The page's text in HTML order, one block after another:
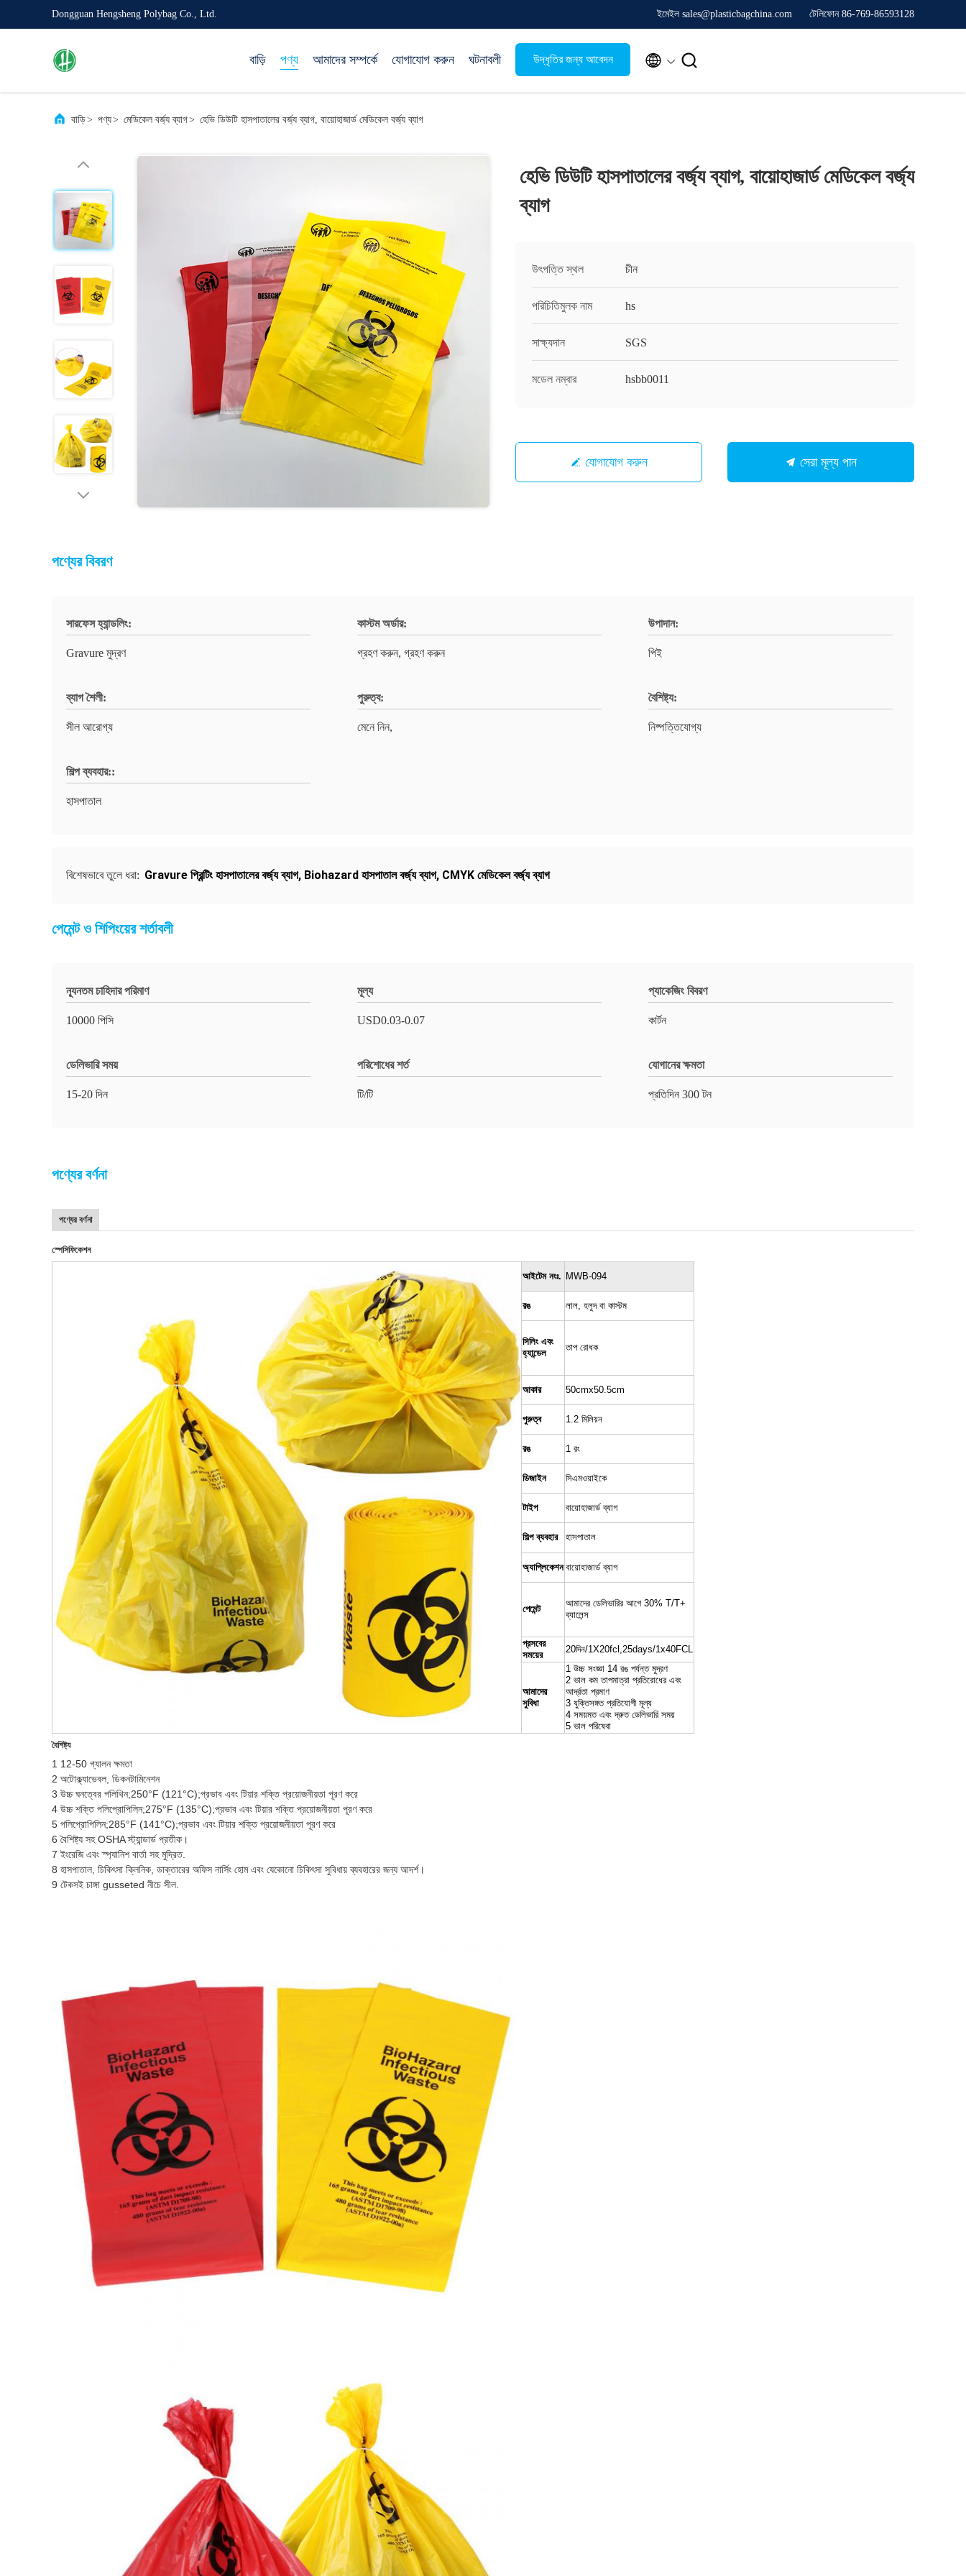
Dongguan Hengsheng Polybag Co., Ltd. ইমেইল sales@plasticbagchina.com টেলিফোন 86-769-86593128
বাড়ি পণ্য আমাদের সম্পর্কে যোগাযোগ করুন ঘটনাবলী উদ্ধৃতির জন্য আবেদন  
বাড়ি> পণ্য> মেডিকেল বর্জ্য ব্যাগ> হেভি ডিউটি ​​হাসপাতালের বর্জ্য ব্যাগ, বায়োহাজার্ড মেডিকেল বর্জ্য ব্যাগ
হেভি ডিউটি ​​হাসপাতালের বর্জ্য ব্যাগ, বায়োহাজার্ড মেডিকেল বর্জ্য
ব্যাগ
উৎপত্তি স্থল চীন
পরিচিতিমুলক নাম hs
সাক্ষ্যদান SGS
মডেল নম্বার hsbb0011
যোগাযোগ করুন সেরা মূল্য পান
পণ্যের বিবরণ
সারফেস হ্যান্ডলিং:
Gravure মুদ্রণ
কাস্টম অর্ডার:
গ্রহণ করুন, গ্রহণ করুন
উপাদান:
পিই
ব্যাগ শৈলী:
সীল আরোগ্য
পুরুত্ব:
মেনে নিন,
বৈশিষ্ট্য:
নিষ্পত্তিযোগ্য
শিল্প ব্যবহার::
হাসপাতাল
বিশেষভাবে তুলে ধরা: Gravure প্রিন্টিং হাসপাতালের বর্জ্য ব্যাগ, Biohazard হাসপাতাল বর্জ্য ব্যাগ, CMYK মেডিকেল বর্জ্য ব্যাগ
পেমেন্ট ও শিপিংয়ের শর্তাবলী
ন্যূনতম চাহিদার পরিমাণ
10000 পিসি
মূল্য
USD0.03-0.07
প্যাকেজিং বিবরণ
কার্টন
ডেলিভারি সময়
15-20 দিন
পরিশোধের শর্ত
টি/টি
যোগানের ক্ষমতা
প্রতিদিন 300 টন
পণ্যের বর্ণনা
পণ্যের বর্ণনা
স্পেসিফিকেশন
আইটেম নংঃ. MWB-094
রঙ লাল, হলুদ বা কাস্টম
সিলিং এবং
হ্যান্ডেল
তাপ রোধক
আকার 50cmx50.5cm
পুরুত্ব 1.2 মিলিয়ন
রঙ 1 রং
ডিজাইন সিএমওয়াইকে
টাইপ বায়োহাজার্ড ব্যাগ
শিল্প ব্যবহার হাসপাতাল
অ্যাপ্লিকেশন বায়োহাজার্ড ব্যাগ
পেমেন্ট
আমাদের ডেলিভারির আগে 30% T/T+
ব্যালেন্স
প্রসবের
সময়ের
20দিন/1X20fcl,25days/1x40FCL
আমাদের
সুবিধা
1 উচ্চ সংজ্ঞা 14 রঙ পর্যন্ত মুদ্রণ
2 ভাল কম তাপমাত্রা প্রতিরোধের এবং
আর্দ্রতা প্রমাণ
3 যুক্তিসঙ্গত প্রতিযোগী মূল্য
4 সময়মত এবং দ্রুত ডেলিভারি সময়
5 ভাল পরিষেবা
বৈশিষ্ট্য
1 12-50 গ্যালন ক্ষমতা
2 অটোক্ল্যাভেবল, ডিকনটামিনেশন
3 উচ্চ ঘনত্বের পলিথিন;250°F (121°C);প্রভাব এবং টিয়ার শক্তি প্রয়োজনীয়তা পূরণ করে
4 উচ্চ শক্তি পলিপ্রোপিলিন;275°F (135°C);প্রভাব এবং টিয়ার শক্তি প্রয়োজনীয়তা পূরণ করে
5 পলিপ্রোপিলিন;285°F (141°C);প্রভাব এবং টিয়ার শক্তি প্রয়োজনীয়তা পূরণ করে
6 বৈশিষ্ট্য সহ OSHA স্ট্যান্ডার্ড প্রতীক।
7 ইংরেজি এবং স্প্যানিশ বার্তা সহ মুদ্রিত.
8 হাসপাতাল, চিকিৎসা ক্লিনিক, ডাক্তারের অফিস নার্সিং হোম এবং যেকোনো চিকিৎসা সুবিধায় ব্যবহারের জন্য আদর্শ।
9 টেকসই চাঙ্গা gusseted নীচে সীল.